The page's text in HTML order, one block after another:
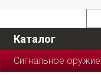
Каталог
Сигнальное оружие